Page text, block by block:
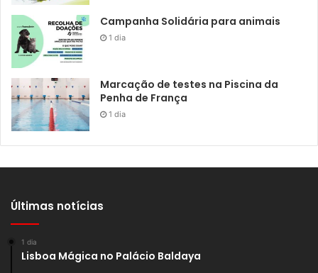
Campanha Solidária para animais
1 dia
Marcação de testes na Piscina da
Penha de França
1 dia
Últimas notícias
1 dia
Lisboa Mágica no Palácio Baldaya